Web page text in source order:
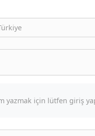
yazmak için lütfen giriş